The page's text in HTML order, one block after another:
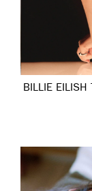
BILLIE EILISH